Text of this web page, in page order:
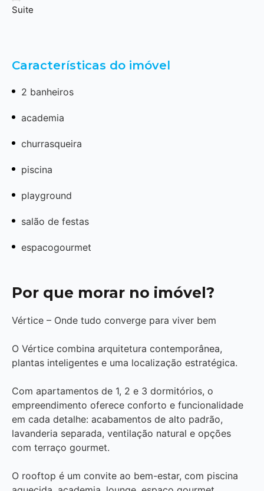
Suite
Características do imóvel
2 banheiros
academia
churrasqueira
piscina
playground
salão de festas
espacogourmet
Por que morar no imóvel?
Vértice – Onde tudo converge para viver bem
O Vértice combina arquitetura contemporânea,
plantas inteligentes e uma localização estratégica.
Com apartamentos de 1, 2 e 3 dormitórios, o
empreendimento oferece conforto e funcionalidade
em cada detalhe: acabamentos de alto padrão,
lavanderia separada, ventilação natural e opções
com terraço gourmet.
O rooftop é um convite ao bem-estar, com piscina